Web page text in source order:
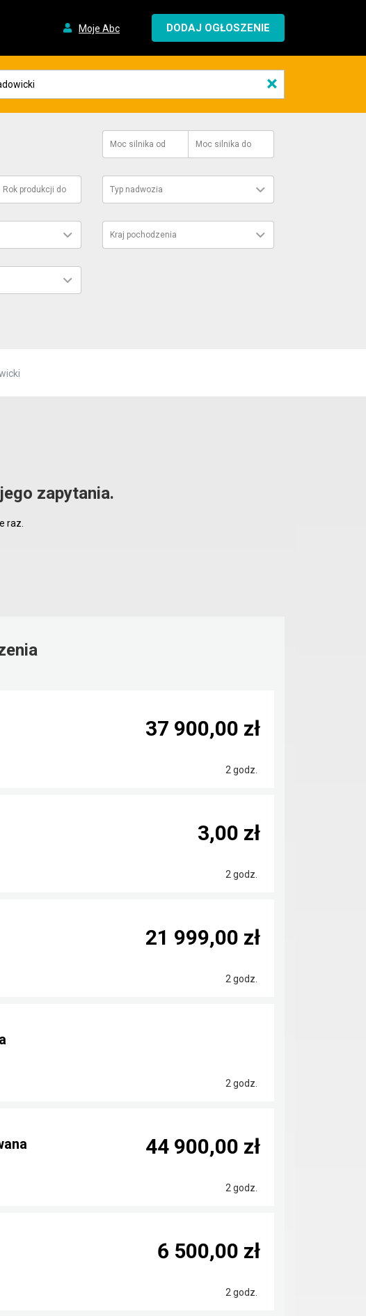
Moje Abc DODAJ OGŁOSZENIE
×
Moc silnika od Moc silnika do
Rok produkcji do Typ nadwozia
Kraj pochodzenia
zapytania.
raz.
2 godz.
37 900,00 zł
2 godz.
3,00 zł
2 godz.
21 999,00 zł
2 godz.
2 godz.
44 900,00 zł
2 godz.
6 500,00 zł